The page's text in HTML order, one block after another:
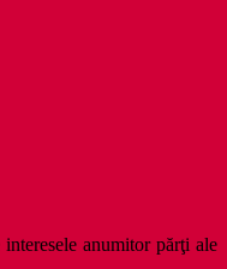
anumitor părţi ale